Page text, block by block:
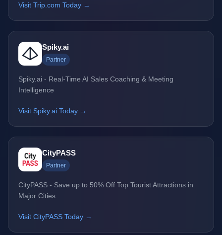
Visit Trip.com Today →
Spiky.ai
Partner
Spiky.ai - Real-Time AI Sales Coaching & Meeting
Intelligence
Visit Spiky.ai Today →
CityPASS
Partner
CityPASS - Save up to 50% Off Top Tourist Attractions in
Major Cities
Visit CityPASS Today →